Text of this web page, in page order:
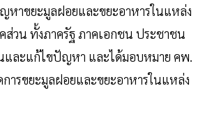
หาขยะมูลฝอยและขยะอาหารในแหล่ง
ส่วน ทั้งภาครัฐ ภาคเอกชน ประชาชน
และแก้ไขปัญหา และได้มอบหมาย คพ.
ารขยะมูลฝอยและขยะอาหารในแหล่ง